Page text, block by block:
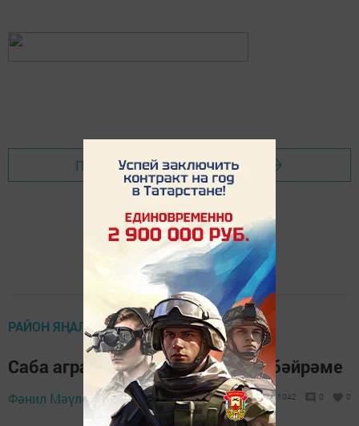
Перейти на страницу новости
РАЙОН ЯҢАЛЫКЛАРЫ
Саба аграр көллиятендә белем бәйрәме
Фәнил Мәүлетов, 3 сентябрь 2021 - 14:10 1042 0 0